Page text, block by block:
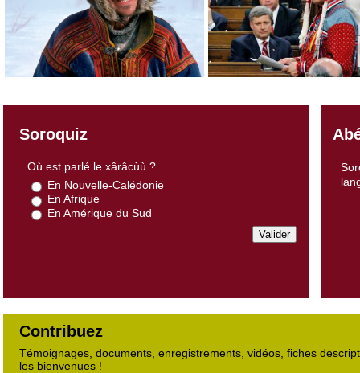
Soroquiz
Où est parlé le xârâcùù ?
En Nouvelle-Calédonie
En Afrique
En Amérique du Sud
Contribuez
Témoignages, documents, enregistrements, vidéos, fiches
les bienvenues !